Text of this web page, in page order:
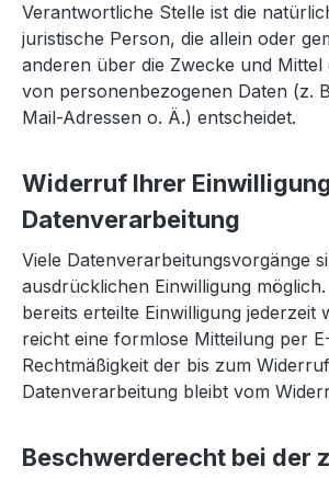
Verantwortliche Stelle ist die
juristische Person, die allein oder
anderen über die Zwecke und
von personenbezogenen Daten (z.
Mail-Adressen o. Ä.) entscheidet.
Widerruf Ihrer
Datenverarbeitung
Viele Datenverarbeitungsvorgänge
ausdrücklichen Einwilligung
bereits erteilte Einwilligung jederzeit
reicht eine formlose Mitteilung per
Rechtmäßigkeit der bis zum
Datenverarbeitung bleibt vom
Beschwerderecht bei der